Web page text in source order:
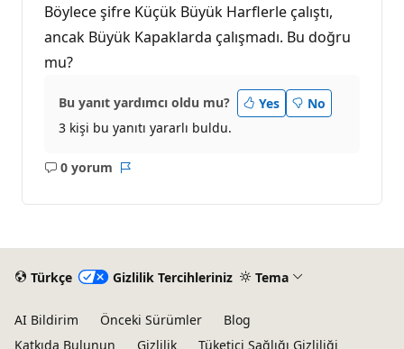
Böylece şifre Küçük Büyük Harflerle çalıştı,
ancak Büyük Kapaklarda çalışmadı. Bu doğru
mu?
Bu yanıt yardımcı oldu mu? Yes
No
3 kişi bu yanıtı yararlı buldu.
0 yorum
Açıklama
Türkçe Gizlilik Tercihleriniz Tema
AI Bildirim Önceki Sürümler
Blog
Katkıda Bulunun
Gizlilik Tüketici Sağlığı Gizliliği